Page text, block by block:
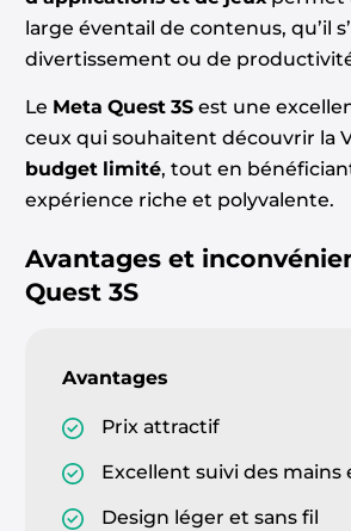
large éventail de contenus, qu’il
divertissement ou de
Le Meta Quest 3Sest une
ceux qui souhaitent découvrir la
budget limité, tout en
expérience riche et polyvalente.
Avantages et
Quest 3S
Avantages
Prix attractif
Excellent suivi des mains
Design léger et sans fil